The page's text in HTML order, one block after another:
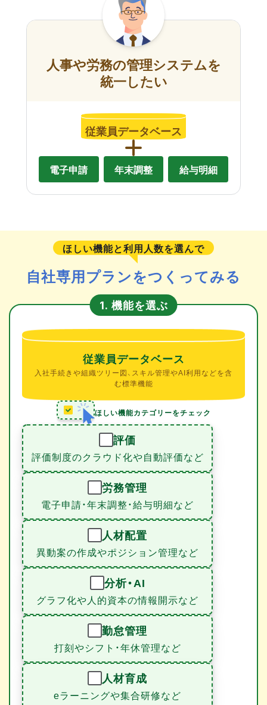
人事や労務の管理システムを
統一したい
従業員データベース
電子申請 年末調整 給与明細
ほしい機能と利用人数を選んで
自社専用プランをつくってみる
1. 機能を選ぶ
従業員データベース
入社手続きや組織ツリー図、スキル管理やAI利用などを含
む標準機能
ほしい機能カテゴリーをチェック
評価
評価制度のクラウド化や自動評価など
労務管理
電子申請・年末調整・給与明細など
人材配置
異動案の作成やポジション管理など
分析・AI
グラフ化や人的資本の情報開示など
勤怠管理
打刻やシフト・年休管理など
人材育成
eラーニングや集合研修など